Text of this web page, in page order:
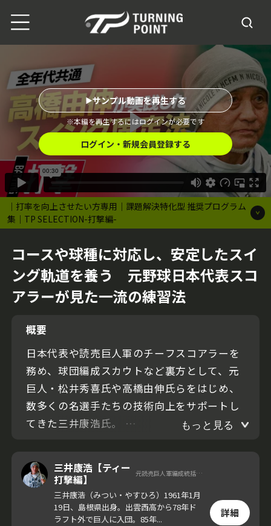
｜打率を向上させたい方専用｜課題解決特化型 推奨プログラム
集｜TP SELECTION-打撃編-
※本編を再生するにはログインが必要です
サンプル動画を再生する
ログイン・新規会員登録する
コースや球種に対応し、安定したスイ
ング軌道を養う 元野球日本代表スコ
アラーが見た一流の練習法
概要
日本代表や読売巨人軍のチーフスコアラーを
務め、球団編成スカウトなど裏方として、元
巨人・松井秀喜氏や高橋由伸氏らをはじめ、
数多くの名選手たちの技術向上をサポートし
てきた三井康浩氏。
今回の動画では、現役時代に高橋由伸氏が取
り組んでいたティー打撃を紹介する。コース
や球種が変わっても安定したスイング軌道
で、ボールを捉える技術が身に付く練習法
もっと見る
三井康浩【ティー
打撃編】
元読売巨人軍編成統括ディレクター
三井康浩（みつい・やすひろ）1961年1月
19日、島根県出身。出雲西高から78年ド
ラフト外で巨人に入団。85年...
詳細